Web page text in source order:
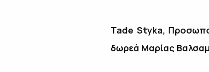
Tade Styka,
δωρεά Μαρίας